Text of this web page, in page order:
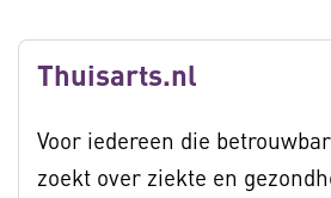
Thuisarts.nl
Voor iedereen die
zoekt over ziekte en